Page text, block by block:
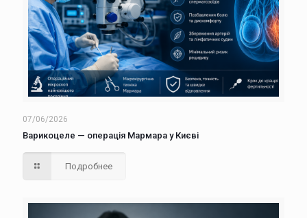
07/06/2026
Варикоцеле — операція Мармара у Києві
Подробнее